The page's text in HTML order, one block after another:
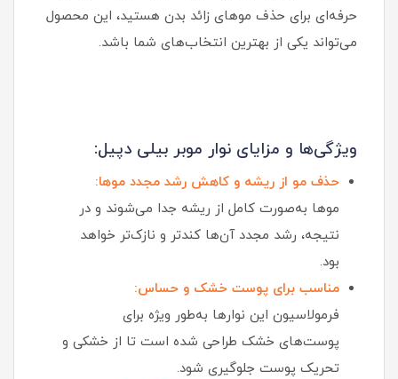
حرفه‌ای برای حذف موهای زائد بدن هستید، این محصول
می‌تواند یکی از بهترین انتخاب‌های شما باشد.
ویژگی‌ها و مزایای نوار موبر بیلی دپیل:
حذف مو از ریشه و کاهش رشد مجدد موها:
موها به‌صورت کامل از ریشه جدا می‌شوند و در
نتیجه، رشد مجدد آن‌ها کندتر و نازک‌تر خواهد
بود.
مناسب برای پوست خشک و حساس:
فرمولاسیون این نوارها به‌طور ویژه برای
پوست‌های خشک طراحی شده است تا از خشکی و
تحریک پوست جلوگیری شود.